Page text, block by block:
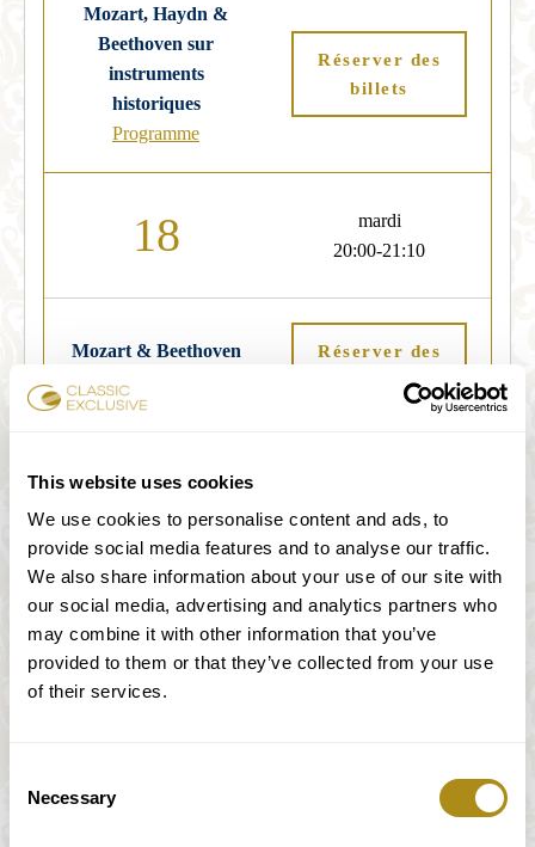
This website uses cookies
We use cookies to personalise content and ads, to
provide social media features and to analyse our traffic.
We also share information about your use of our site with
our social media, advertising and analytics partners who
may combine it with other information that you’ve
provided to them or that they’ve collected from your use
of their services.
Selection
Necessary
Mozart, Haydn &
Beethoven sur
instruments
historiques
Programme
Réserver des
billets
18
mardi
20:00-21:10
Mozart & Beethoven
Programme
Réserver des
19
20:00-21:10
Mozart & Beethoven
sur instruments
historiques
Programme
Réserver des
billets